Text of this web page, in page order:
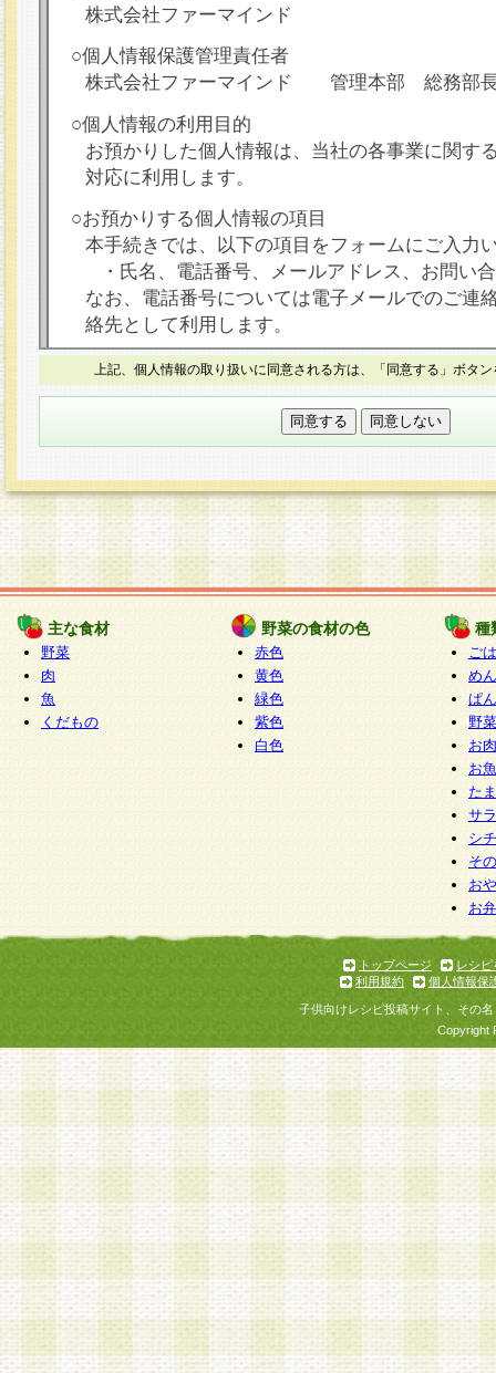
株式会社ファーマインド
○個人情報保護管理責任者
株式会社ファーマインド 管理本部 総務部
○個人情報の利用目的
お預かりした個人情報は、当社の各事業に関す
対応に利用します。
○お預かりする個人情報の項目
本手続きでは、以下の項目をフォームにご入力
・氏名、電話番号、メールアドレス、お問い
なお、電話番号については電子メールでのご連
絡先として利用します。
○本人が容易に認識できない方法による個人情報
本フォームでは、セッション管理のためCookie
○個人情報の第三者提供について
力いただく個人情報は第三者に提供しません。
○個人情報の委託について
個人情報の取り扱いを外部に委託する場合は、
情報管理基準を満たす企業を選定して委託を行
が行われるよう監督します。
○開示対象個人情報の開示等および問い合わせ窓口
本人からの求めにより、当社が本件により取得
報の利用目的の通知・開示・内容の訂正・追加
停止・消去及び第三者への提供の禁止（以下、
といいます。）に応じます。
開示等に応じる窓口は以下になります。
ぱくすく食堂個人情報お客様相談窓口 paku-
m
個人情報を与えることは任意ですが、個人情報
意をいただけない場合には、当社のサービスの
お問い合わせ・ご相談への対応ができない場合
上記、個人情報の取り扱いに同意される方は、「同意する」ボタ
主な食材
野菜
肉
魚
くだもの
野菜の食材の色
赤色
黄色
緑色
紫色
白色
種
ご
めん
ぱん
野
お
お
た
サ
シ
そ
お
お
トップページ
レシピ
利用規約
個人情報保
子供向けレシピ投稿サイト、その
Copyright